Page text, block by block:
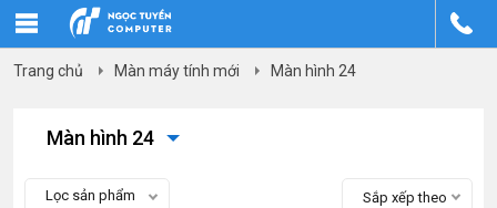
Trang chủ Màn máy tính mới Màn hình 24
Màn hình 24
Lọc sản phẩm Sắp xếp theo